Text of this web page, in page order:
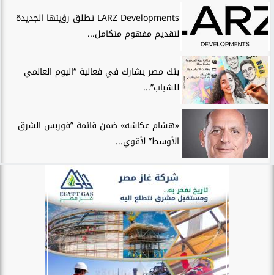
LARZ Developments تطلق رؤيتها الجديدة
لتقديم مفهوم متكامل...
بنك مصر يشارك في فعالية “اليوم العالمي
للشباب”...
«هشام عكاشه» ضمن قائمة ”فوربس الشرق
الأوسط” لأقوي...